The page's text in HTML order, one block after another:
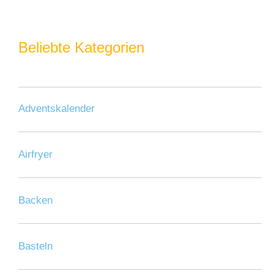
Beliebte Kategorien
Adventskalender
Airfryer
Backen
Basteln